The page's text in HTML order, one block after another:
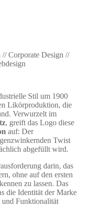
Corporate Design //
Stil um 1900
Likörproduktion, die
Verwurzelt im
, greift das Logo diese
auf: Der
Twist
abgefüllt wird.
darin, das
ohne auf den ersten
zu lassen. Das
die Identität der Marke
Funktionalität